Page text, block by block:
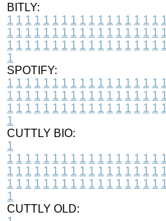
BITLY:
1 1 1 1 1 1 1 1 1 1 1 1 1 1 1 1 1 1
1 1 1 1 1 1 1 1 1 1 1 1 1 1 1 1 1 1
1 1 1 1 1 1 1 1 1 1 1 1 1 1 1 1 1 1
1
SPOTIFY:
1 1 1 1 1 1 1 1 1 1 1 1 1 1 1 1 1 1
1 1 1 1 1 1 1 1 1 1 1 1 1 1 1 1 1 1
1 1 1 1 1 1 1 1 1 1 1 1 1 1 1 1 1 1
1
CUTTLY BIO:
1
1 1 1 1 1 1 1 1 1 1 1 1 1 1 1 1 1 1
1 1 1 1 1 1 1 1 1 1 1 1 1 1 1 1 1 1
1 1 1 1 1 1 1 1 1 1 1 1 1 1 1 1 1 1
1
CUTTLY OLD: